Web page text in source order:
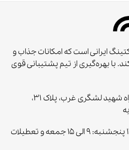
ایرانی است که امکانات جذاب و
با بهره‌گیری از تیم پشتیبانی قوی
۰۲۱۹۱۰۱۵۳۸۳ تهران،بزرگراه شهید لشگری غرب، پلاک ۳۱،
شنبه تا چهارشنبه: ۹ الی ۱۷ پنجشنبه: ۹ الی ۱۵ جمعه و تعطیلات